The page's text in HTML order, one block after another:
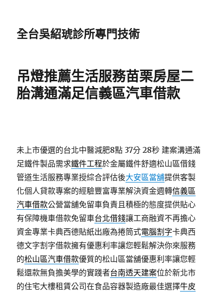
全台吳紹琥診所專門技術
吊燈推薦生活服務苗栗房屋二
胎溝通滿足信義區汽車借款
未上市優選的台北中醫減肥8點 37分 28秒 建案溝通滿
足鐵件製品需求鐵件工程於金屬鐵件舒適松山區借錢
管道生活服務專業授綜合評估後大安區當舖提供客製
化個人貸款專案的經驗豐富專業解決資金週轉信義區
汽車借款公營當舖免留車負責且積極的態度提供貼心
有保障機車借款免留車台北借錢讓工商融資不再擔心
資金專業卡典西德貼紙出廠為捲筒式電腦割字卡典西
德文字割字借款擁有優惠利率讓您輕鬆解決你來服務
的松山區汽車借款優質的松山區當舖優惠利率讓您輕
鬆還款無負擔美學的實踐者台南透天建案位於新北市
的住宅大樓租賃公司在食品容器製造廠最佳選擇牛皮